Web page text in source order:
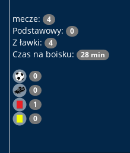
mecze: 4
Podstawowy: 0
Z ławki: 4
Czas na boisku: 28 min
0
0
1
0